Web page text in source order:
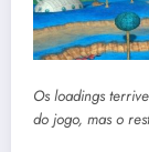
Os loadings
do jogo, mas o